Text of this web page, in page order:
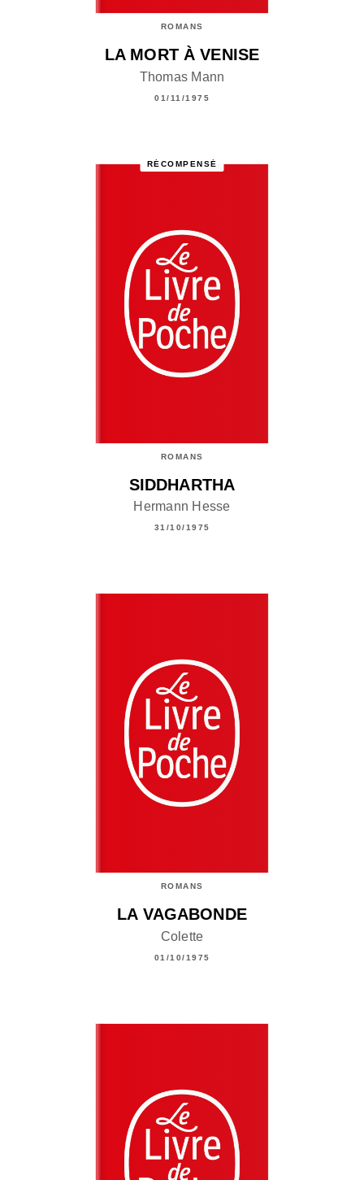
ROMANS
LA MORT À VENISE
Thomas Mann
01/11/1975
RÉCOMPENSÉ
ROMANS
SIDDHARTHA
Hermann Hesse
31/10/1975
ROMANS
LA VAGABONDE
Colette
01/10/1975